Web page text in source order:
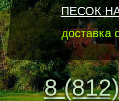
8
ПЕСОК
доставка